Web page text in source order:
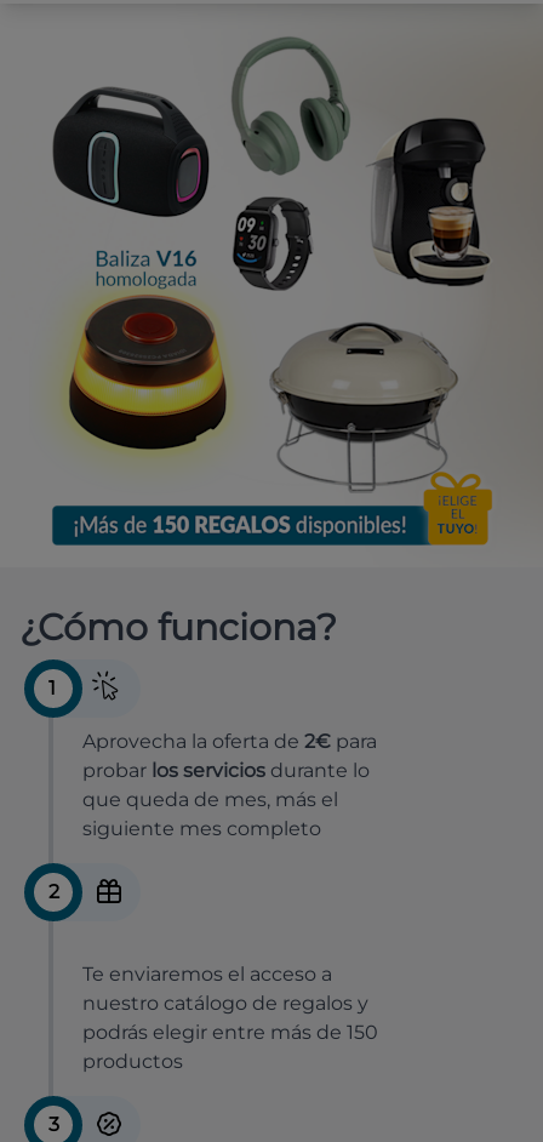
¿Cómo funciona?
1
Aprovecha la oferta de 2€ para
probar los servicios durante lo
que queda de mes, más el
siguiente mes completo
2
Te enviaremos el acceso a
nuestro catálogo de regalos y
podrás elegir entre más de 150
productos
3